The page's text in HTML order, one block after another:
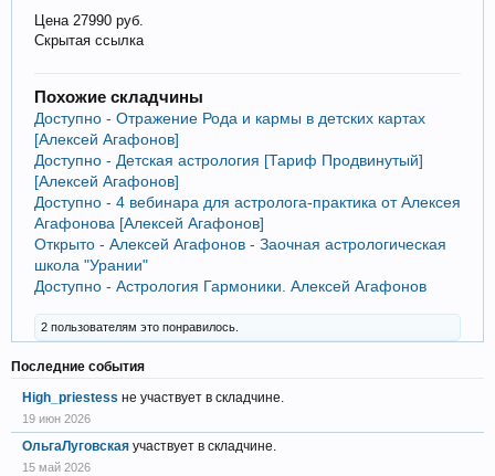
Цена 27990 руб.
Скрытая ссылка
Похожие складчины
Доступно - Отражение Рода и кармы в детских картах
[Алексей Агафонов]
Доступно - Детская астрология [Тариф Продвинутый]
[Алексей Агафонов]
Доступно - 4 вебинара для астролога-практика от Алексея
Агафонова [Алексей Агафонов]
Открыто - Алексей Агафонов - Заочная астрологическая
школа "Урании"
Доступно - Астрология Гармоники. Алексей Агафонов
2 пользователям это понравилось.
Последние события
High_priestess не участвует в складчине.
19 июн 2026
ОльгаЛуговская участвует в складчине.
15 май 2026